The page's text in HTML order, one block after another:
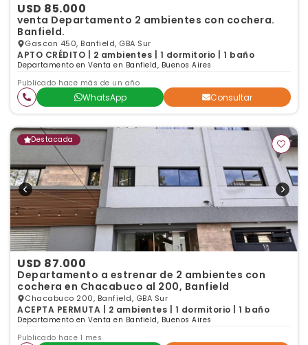
USD 85.000
venta Departamento 2 ambientes con cochera.
Banfield.
Gascon 450, Banfield, GBA Sur
APTO CRÉDITO | 2 ambientes | 1 dormitorio | 1 baño
Departamento en Venta en Banfield, Buenos Aires
Publicado hace más de un año
WhatsApp Consultar
Destacada
USD 87.000
Departamento a estrenar de 2 ambientes con
cochera en Chacabuco al 200, Banfield
Chacabuco 200, Banfield, GBA Sur
ACEPTA PERMUTA | 2 ambientes | 1 dormitorio | 1 baño
Departamento en Venta en Banfield, Buenos Aires
Publicado hace 1 mes